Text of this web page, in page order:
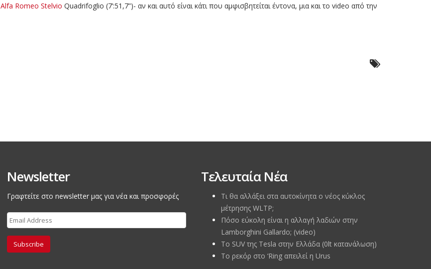
Alfa Romeo Stelvio Quadrifoglio (7’:51,7”)- αν και αυτό είναι κάτι που αμφισβητείται έντονα, μια και το video από την
Newsletter
Γραφτείτε στο newsletter μας για νέα και προσφορές
Subscribe
Τελευταία Νέα
Τι θα αλλάξει στα αυτοκίνητα ο νέος κύκλος
μέτρησης WLTP;
Πόσο εύκολη είναι η αλλαγή λαδιών στην
Lamborghini Gallardo; (video)
Το SUV της Tesla στην Ελλάδα (0lt κατανάλωση)
To ρεκόρ στο ‘Ring απειλεί η Urus